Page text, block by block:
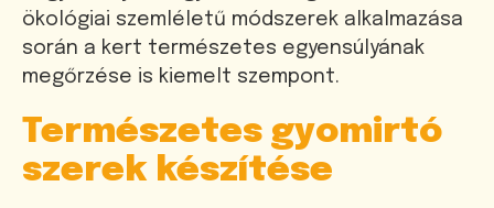
ökológiai szemléletű módszerek alkalmazása
során a kert természetes egyensúlyának
megőrzése is kiemelt szempont.
Természetes gyomirtó
szerek készítése